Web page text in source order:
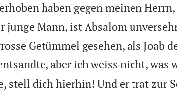
haben gegen meinen
junge Mann, ist Absalom
Getümmel gesehen, als Joab
aber ich weiss nicht, was
stell dich hierhin! Und er trat zur